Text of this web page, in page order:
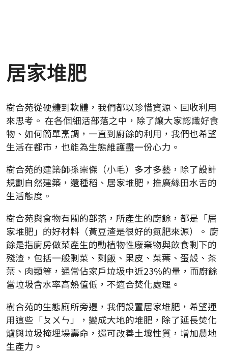
居家堆肥
樹合苑從硬體到軟體，我們都以珍惜資源、回收利用
來思考。 在各個細活部落之中，除了讓大家認識好食
物、如何簡單烹調，一直到廚餘的利用，我們也希望
生活在都市，也能為生態維護盡一份心力。
樹合苑的建築師孫崇傑（小毛）多才多藝，除了設計
規劃自然建築，還種稻、居家堆肥，推廣絲田水舌的
生活態度。
樹合苑與食物有關的部落，所產生的廚餘，都是「居
家堆肥」的好材料（黃豆渣是很好的氮肥來源）。 廚
餘是指廚房做菜產生的動植物性廢棄物與飲食剩下的
殘渣，包括一般剩菜、剩飯、果皮、菜葉、蛋殼、茶
葉、肉類等，通常佔家戶垃圾中近23%的量，而廚餘
當垃圾含水率高熱值低，不適合焚化處理。
樹合苑的生態廁所旁邊，我們設置居家堆肥，希望運
用這些「ㄆㄨㄣ」，變成大地的堆肥，除了延長焚化
爐與垃圾掩埋場壽命，還可改善土壤性質，增加農地
生產力。